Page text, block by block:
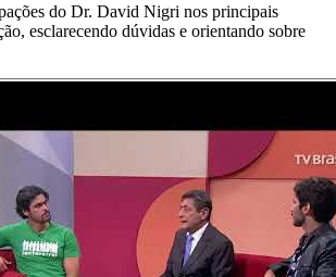
do Dr. David Nigri nos principais
esclarecendo dúvidas e orientando sobre